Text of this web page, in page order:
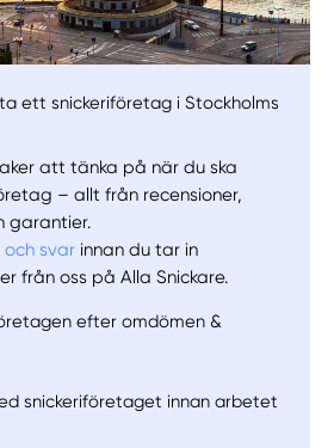
ett snickeriföretag i Stockholms
att tänka på när du ska
– allt från recensioner,
garantier.
svar innan du tar in
från oss på Alla Snickare.
efter omdömen &
snickeriföretaget innan arbetet